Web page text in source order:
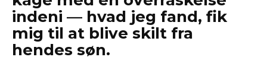
indeni — hvad jeg fand, fik
mig til at blive skilt fra
hendes søn.